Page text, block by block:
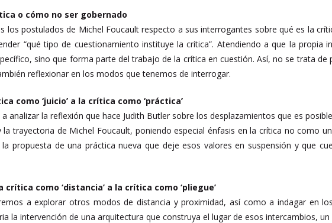
o cómo no ser gobernado
los postulados de Michel Foucault respecto a sus interrogantes sobre qué es la
“qué tipo de cuestionamiento instituye la crítica”. Atendiendo a que la propia
sino que forma parte del trabajo de la crítica en cuestión. Así, no se trata de
reflexionar en los modos que tenemos de interrogar.
como ‘juicio’ a la crítica como ‘práctica’
analizar la reflexión que hace Judith Butler sobre los desplazamientos que es
trayectoria de Michel Foucault, poniendo especial énfasis en la crítica no como
propuesta de una práctica nueva que deje esos valores en suspensión y que
crítica como ‘distancia’ a la crítica como ‘pliegue’
a explorar otros modos de distancia y proximidad, así como a indagar en
la intervención de una arquitectura que construya el lugar de esos intercambios,